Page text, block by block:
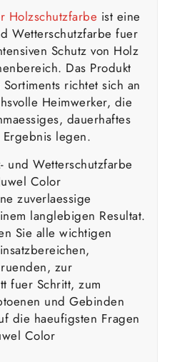
Holzschutzfarbe ist eine
Wetterschutzfarbe fuer
Schutz von Holz
Das Produkt
richtet sich an
Heimwerker, die
dauerhaftes
legen.
und Wetterschutzfarbe
Color
zuverlaessige
langlebigen Resultat.
Sie alle wichtigen
zur
fuer Schritt, zum
und Gebinden
die haeufigsten Fragen
Color